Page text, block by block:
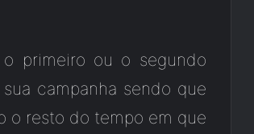
primeiro ou o segundo
campanha sendo que
o resto do tempo em que